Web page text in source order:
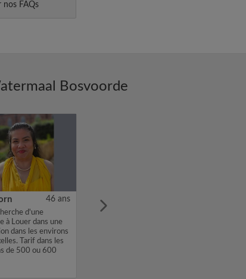
nos FAQs
Bosvoorde
46 ans
d'une
à Louer dans une
dans les environs
Tarif dans les
de 500 ou 600